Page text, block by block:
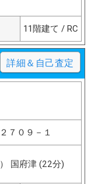
11階建て / RC
詳細＆自己査定
７０９－１
国府津 (22分)